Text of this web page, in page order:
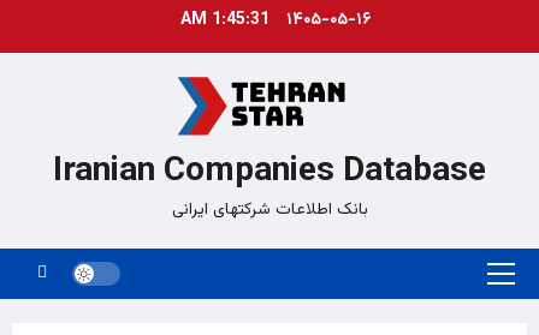
۱۴۰۵-۰۵-۱۶ 1:45:32 AM
Iranian Companies Database
بانک اطلاعات شرکتهای ایرانی
Primary